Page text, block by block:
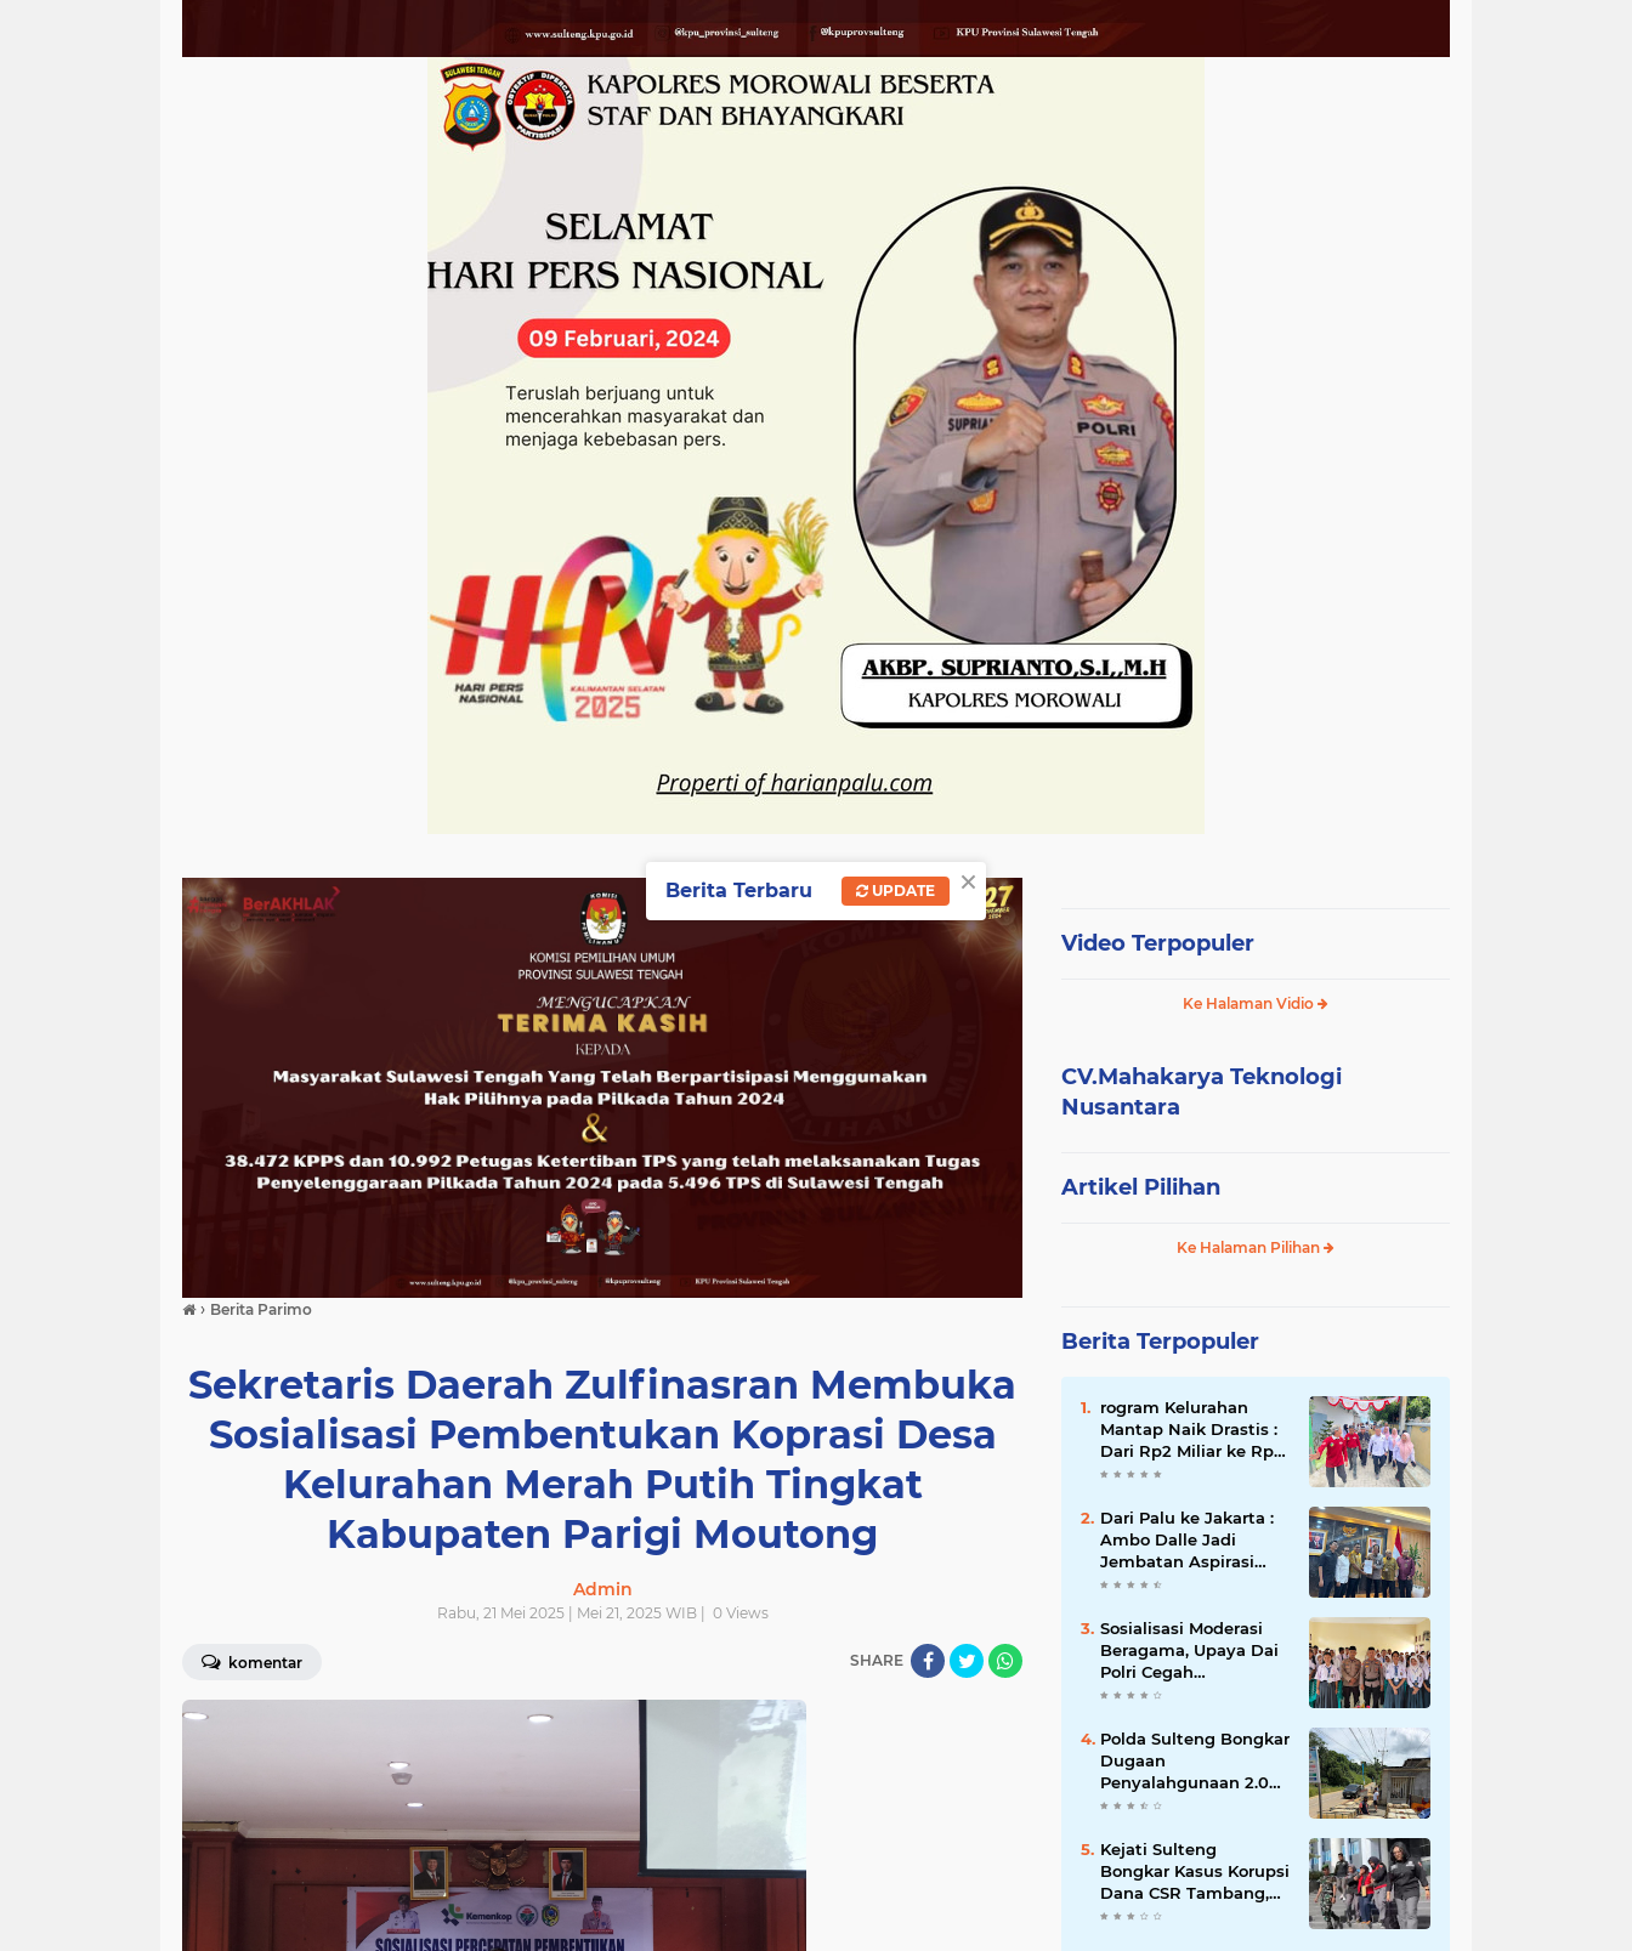
› Berita Parimo
Sekretaris Daerah Zulfinasran Membuka
Sosialisasi Pembentukan Koprasi Desa
Kelurahan Merah Putih Tingkat
Kabupaten Parigi Moutong
Admin
Rabu, 21 Mei 2025 | Mei 21, 2025 WIB | 0Views
komentar SHARE
Video Terpopuler
Ke Halaman Vidio
CV.Mahakarya Teknologi
Nusantara
Artikel Pilihan
Ke Halaman Pilihan
Berita Terpopuler
rogram Kelurahan
Mantap Naik Drastis :
Dari Rp2 Miliar ke Rp5
Miliar, Tiap Kelurahan
Juta
Dari Palu ke Jakarta :
Ambo Dalle Jadi
Jembatan Aspirasi
Mahasiswa untuk Presiden
Sosialisasi Moderasi
Beragama, Upaya Dai
Polri Cegah
Radikalisme di
Polda Sulteng Bongkar
Dugaan
Penyalahgunaan 2.060
Liter BBM Subsidi di
Kejati Sulteng
Bongkar Kasus Korupsi
Dana CSR Tambang,
Sekdes Tamainusi Ikut
×
Berita Terbaru UPDATE